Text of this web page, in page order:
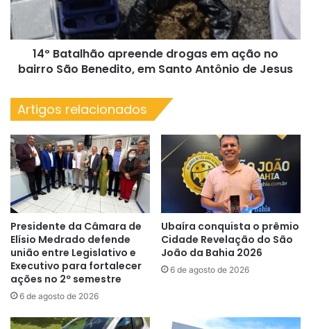
no
bairro
São
Benedito,
em
Antônio
de
Jesus
14º Batalhão apreende drogas em ação no
bairro São Benedito, em Santo Antônio de Jesus
Artigos relacionados
Presidente da Câmara de
Elísio Medrado defende
união entre Legislativo e
Executivo para fortalecer
ações no 2º semestre
6 de agosto de 2026
Ubaíra conquista o prêmio
Cidade Revelação do São
João da Bahia 2026
6 de agosto de 2026